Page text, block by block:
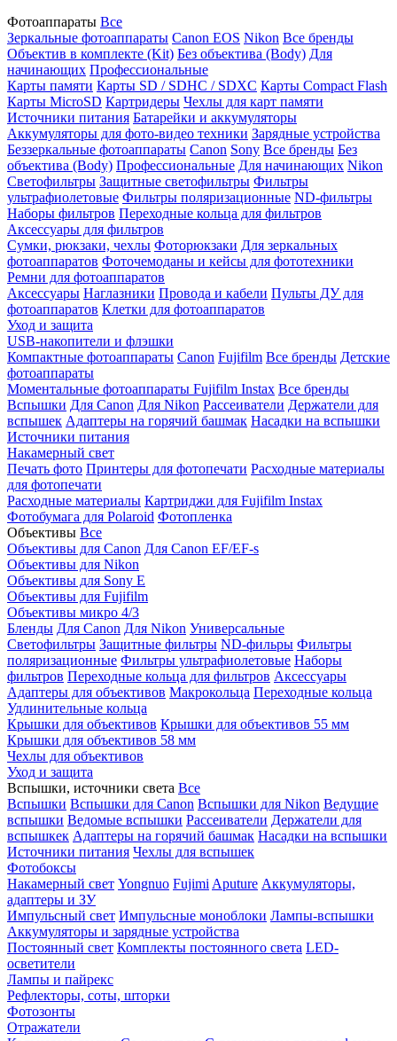
Фотоаппараты Все
Зеркальные фотоаппараты Canon EOS Nikon Все бренды
Объектив в комплекте (Kit) Без объектива (Body) Для
начинающих Профессиональные
Карты памяти Карты SD / SDHC / SDXC Карты Compact Flash
Карты MicroSD Картридеры Чехлы для карт памяти
Источники питания Батарейки и аккумуляторы
Аккумуляторы для фото-видео техники Зарядные устройства
Беззеркальные фотоаппараты Canon Sony Все бренды Без
объектива (Body) Профессиональные Для начинающих Nikon
Светофильтры Защитные светофильтры Фильтры
ультрафиолетовые Фильтры поляризационные ND-фильтры
Наборы фильтров Переходные кольца для фильтров
Аксессуары для фильтров
Сумки, рюкзаки, чехлы Фоторюкзаки Для зеркальных
фотоаппаратов Фоточемоданы и кейсы для фототехники
Ремни для фотоаппаратов
Аксессуары Наглазники Провода и кабели Пульты ДУ для
фотоаппаратов Клетки для фотоаппаратов
Уход и защита
USB-накопители и флэшки
Компактные фотоаппараты Canon Fujifilm Все бренды Детские
фотоаппараты
Моментальные фотоаппараты Fujifilm Instax Все бренды
Вспышки Для Canon Для Nikon Рассеиватели Держатели для
вспышек Адаптеры на горячий башмак Насадки на вспышки
Источники питания
Накамерный свет
Печать фото Принтеры для фотопечати Расходные материалы
для фотопечати
Расходные материалы Картриджи для Fujifilm Instax
Фотобумага для Polaroid Фотопленка
Объективы Все
Объективы для Canon Для Canon EF/EF-s
Объективы для Nikon
Объективы для Sony E
Объективы для Fujifilm
Объективы микро 4/3
Бленды Для Canon Для Nikon Универсальные
Светофильтры Защитные фильтры ND-фильры Фильтры
поляризационные Фильтры ультрафиолетовые Наборы
фильтров Переходные кольца для фильтров Аксессуары
Адаптеры для объективов Макрокольца Переходные кольца
Удлинительные кольца
Крышки для объективов Крышки для объективов 55 мм
Крышки для объективов 58 мм
Чехлы для объективов
Уход и защита
Вспышки, источники света Все
Вспышки Вспышки для Canon Вспышки для Nikon Ведущие
вспышки Ведомые вспышки Рассеиватели Держатели для
вспышкек Адаптеры на горячий башмак Насадки на вспышки
Источники питания Чехлы для вспышек
Фотобоксы
Накамерный свет Yongnuo Fujimi Aputure Аккумуляторы,
адаптеры и ЗУ
Импульсный свет Импульсные моноблоки Лампы-вспышки
Аккумуляторы и зарядные устройства
Постоянный свет Комплекты постоянного света LED-
осветители
Лампы и пайрекс
Рефлекторы, соты, шторки
Фотозонты
Отражатели